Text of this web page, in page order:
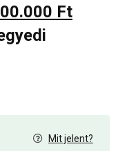
Ft
Mit jelent?